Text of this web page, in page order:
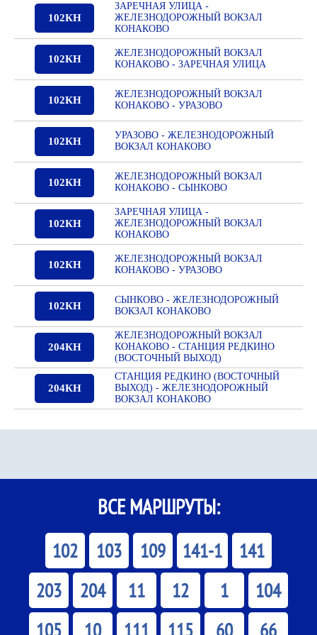
102КН
ЗАРЕЧНАЯ УЛИЦА -
ЖЕЛЕЗНОДОРОЖНЫЙ ВОКЗАЛ
КОНАКОВО
102КН
ЖЕЛЕЗНОДОРОЖНЫЙ ВОКЗАЛ
КОНАКОВО - ЗАРЕЧНАЯ УЛИЦА
102КН
ЖЕЛЕЗНОДОРОЖНЫЙ ВОКЗАЛ
КОНАКОВО - УРАЗОВО
102КН
УРАЗОВО - ЖЕЛЕЗНОДОРОЖНЫЙ
ВОКЗАЛ КОНАКОВО
102КН
ЖЕЛЕЗНОДОРОЖНЫЙ ВОКЗАЛ
КОНАКОВО - СЫНКОВО
102КН
ЗАРЕЧНАЯ УЛИЦА -
ЖЕЛЕЗНОДОРОЖНЫЙ ВОКЗАЛ
КОНАКОВО
102КН
ЖЕЛЕЗНОДОРОЖНЫЙ ВОКЗАЛ
КОНАКОВО - УРАЗОВО
102КН
СЫНКОВО - ЖЕЛЕЗНОДОРОЖНЫЙ
ВОКЗАЛ КОНАКОВО
204КН
ЖЕЛЕЗНОДОРОЖНЫЙ ВОКЗАЛ
КОНАКОВО - СТАНЦИЯ РЕДКИНО
(ВОСТОЧНЫЙ ВЫХОД)
204КН
СТАНЦИЯ РЕДКИНО (ВОСТОЧНЫЙ
ВЫХОД) - ЖЕЛЕЗНОДОРОЖНЫЙ
ВОКЗАЛ КОНАКОВО
ВСЕ МАРШРУТЫ:
102 103 109 141-1
141
203
204 11 12 1
104